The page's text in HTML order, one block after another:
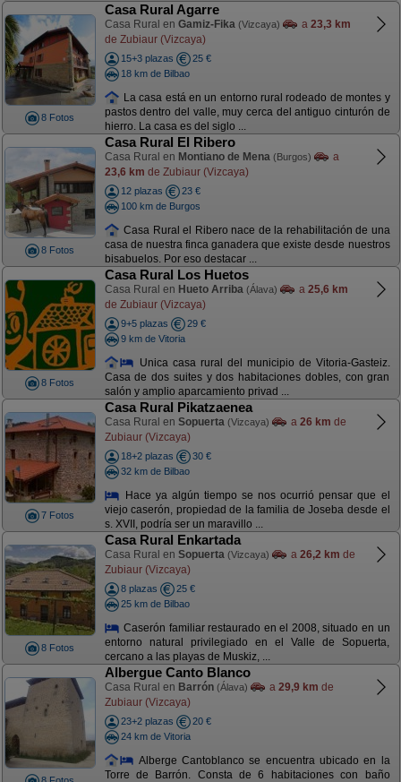
8 Fotos
Casa Rural Agarre
Casa Rural en Gamiz-Fika (Vizcaya) a 23,3 km
de Zubiaur (Vizcaya)
15+3 plazas
25 €
18 km de Bilbao
La casa está en un entorno rural rodeado de montes y
pastos dentro del valle, muy cerca del antiguo cinturón de
hierro. La casa es del siglo ...
8 Fotos
Casa Rural El Ribero
Casa Rural en Montiano de Mena (Burgos)
a
23,6 km de Zubiaur (Vizcaya)
12 plazas
23 €
100 km de Burgos
Casa Rural el Ribero nace de la rehabilitación de una
casa de nuestra finca ganadera que existe desde nuestros
bisabuelos. Por eso destacar ...
8 Fotos
Casa Rural Los Huetos
Casa Rural en Hueto Arriba (Álava) a 25,6 km
de Zubiaur (Vizcaya)
9+5 plazas
29 €
9 km de Vitoria
Unica casa rural del municipio de Vitoria-Gasteiz.
Casa de dos suites y dos habitaciones dobles, con gran
salón y amplio aparcamiento privad ...
7 Fotos
Casa Rural Pikatzaenea
Casa Rural en Sopuerta (Vizcaya) a 26 km de
Zubiaur (Vizcaya)
18+2 plazas
30 €
32 km de Bilbao
Hace ya algún tiempo se nos ocurrió pensar que el
viejo caserón, propiedad de la familia de Joseba desde el
s. XVII, podría ser un maravillo ...
8 Fotos
Casa Rural Enkartada
Casa Rural en Sopuerta (Vizcaya) a 26,2 km de
Zubiaur (Vizcaya)
8 plazas
25 €
25 km de Bilbao
Caserón familiar restaurado en el 2008, situado en un
entorno natural privilegiado en el Valle de Sopuerta,
cercano a las playas de Muskiz, ...
Albergue Canto Blanco
Casa Rural en Barrón (Álava) a 29,9 km de
Zubiaur (Vizcaya)
23+2 plazas
20 €
24 km de Vitoria
Alberge Cantoblanco se encuentra ubicado en la
Torre de Barrón. Consta de 6 habitaciones con baño